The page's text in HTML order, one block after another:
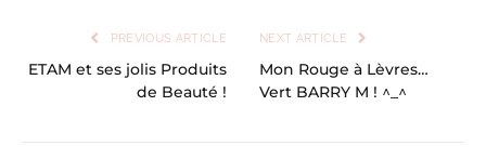
PREVIOUS ARTICLE
ETAM et ses jolis Produits
de Beauté !
NEXT ARTICLE
Mon Rouge à Lèvres…
Vert BARRY M ! ^_^